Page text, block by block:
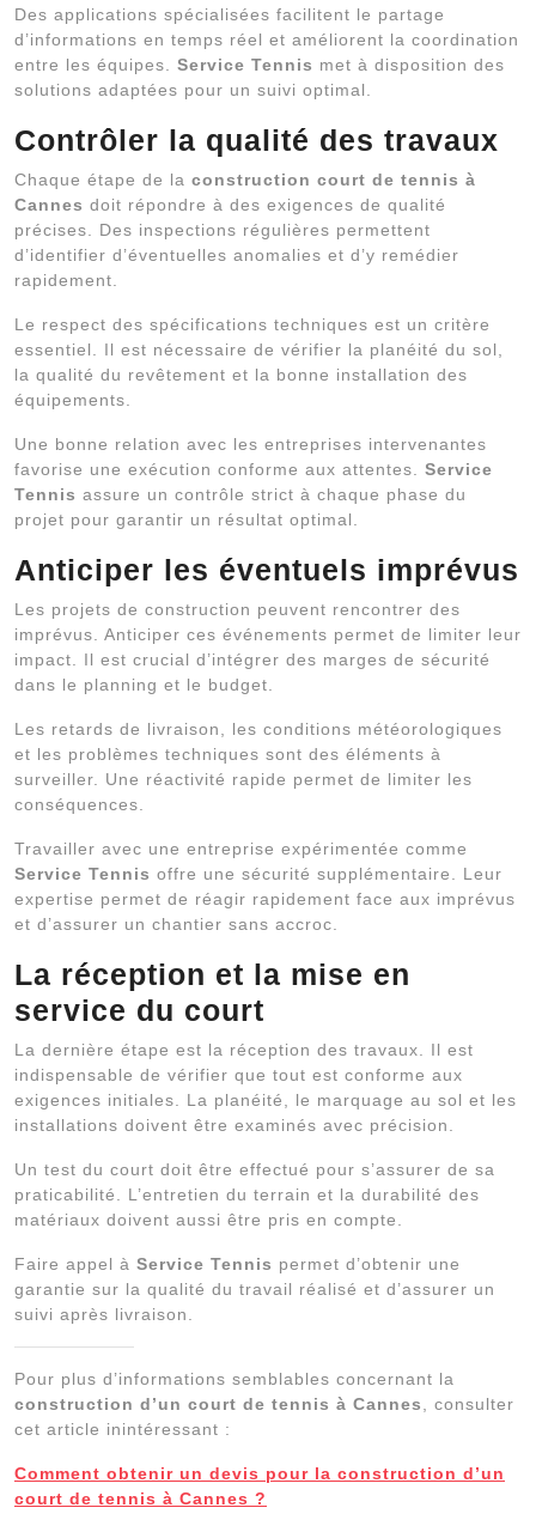
Des applications spécialisées facilitent le partage
d’informations en temps réel et améliorent la coordination
entre les équipes. Service Tennis met à disposition des
solutions adaptées pour un suivi optimal.
Contrôler la qualité des travaux
Chaque étape de la construction court de tennis à
Cannes doit répondre à des exigences de qualité
précises. Des inspections régulières permettent
d’identifier d’éventuelles anomalies et d’y remédier
rapidement.
Le respect des spécifications techniques est un critère
essentiel. Il est nécessaire de vérifier la planéité du sol,
la qualité du revêtement et la bonne installation des
équipements.
Une bonne relation avec les entreprises intervenantes
favorise une exécution conforme aux attentes. Service
Tennis assure un contrôle strict à chaque phase du
projet pour garantir un résultat optimal.
Anticiper les éventuels imprévus
Les projets de construction peuvent rencontrer des
imprévus. Anticiper ces événements permet de limiter leur
impact. Il est crucial d’intégrer des marges de sécurité
dans le planning et le budget.
Les retards de livraison, les conditions météorologiques
et les problèmes techniques sont des éléments à
surveiller. Une réactivité rapide permet de limiter les
conséquences.
Travailler avec une entreprise expérimentée comme
Service Tennis offre une sécurité supplémentaire. Leur
expertise permet de réagir rapidement face aux imprévus
et d’assurer un chantier sans accroc.
La réception et la mise en
service du court
La dernière étape est la réception des travaux. Il est
indispensable de vérifier que tout est conforme aux
exigences initiales. La planéité, le marquage au sol et les
installations doivent être examinés avec précision.
Un test du court doit être effectué pour s’assurer de sa
praticabilité. L’entretien du terrain et la durabilité des
matériaux doivent aussi être pris en compte.
Faire appel à Service Tennis permet d’obtenir une
garantie sur la qualité du travail réalisé et d’assurer un
suivi après livraison.
Pour plus d’informations semblables concernant la
construction d’un court de tennis à Cannes
, consulter
cet article inintéressant :
Comment obtenir un devis pour la construction d’un
court de tennis à Cannes ?